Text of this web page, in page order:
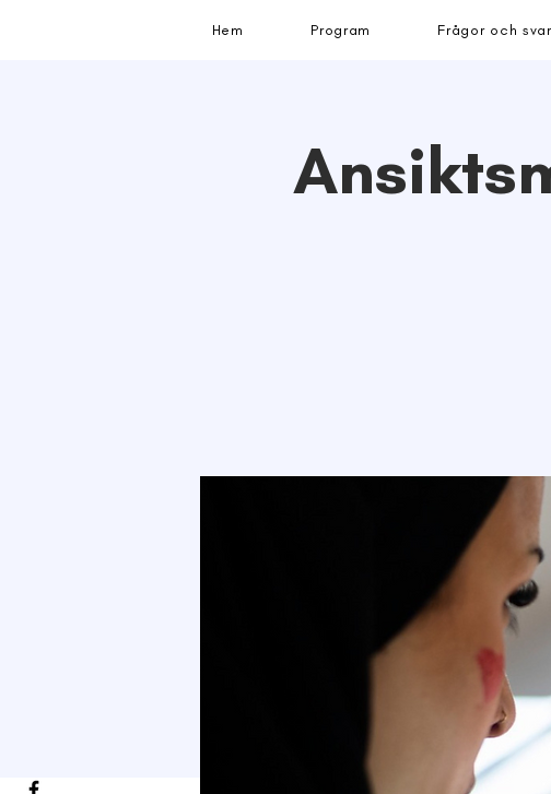
Hem Program Frågor och svar